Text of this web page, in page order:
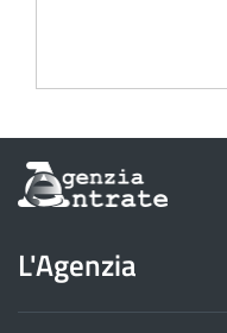
Informazioni
sul
dell'Agenzia
delle
Entrate
L'Agenzia